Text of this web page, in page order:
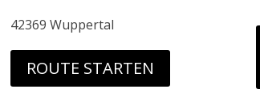
42369 Wuppertal
ROUTE STARTEN